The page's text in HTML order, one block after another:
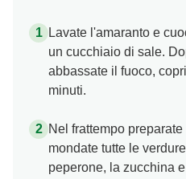
Lavate l'amaranto e
un cucchiaio di sale.
abbassate il fuoco,
minuti.
Nel frattempo
mondate tutte le
peperone, la zucchina